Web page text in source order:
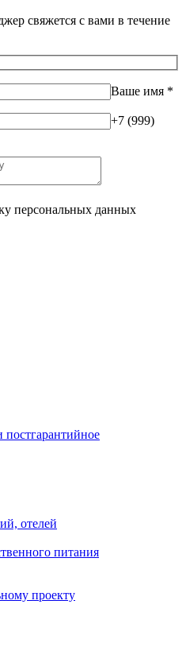
свяжется с вами в течение
Ваше имя *
+7 (999)
персональных данных
постгарантийное
отелей
питания
проекту